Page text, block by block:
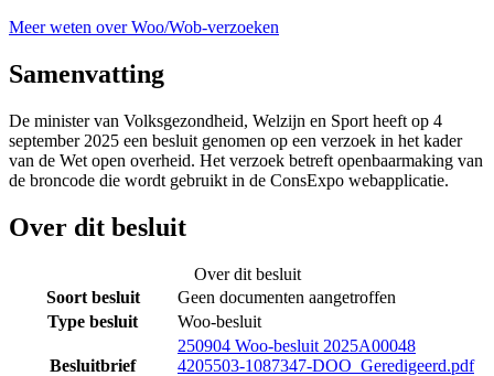
Meer weten over Woo/Wob-verzoeken
Samenvatting
De minister van Volksgezondheid, Welzijn en Sport heeft op 4
september 2025 een besluit genomen op een verzoek in het kader
van de Wet open overheid. Het verzoek betreft openbaarmaking van
de broncode die wordt gebruikt in de ConsExpo webapplicatie.
Over dit besluit
Over dit besluit
Soort besluit
Geen documenten aangetroffen
Type besluit
Woo-besluit
Besluitbrief
250904 Woo-besluit 2025A00048
4205503-1087347-DOO_Geredigeerd.pdf